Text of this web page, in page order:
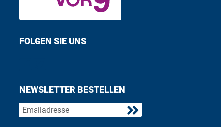
FOLGEN SIE UNS
NEWSLETTER BESTELLEN